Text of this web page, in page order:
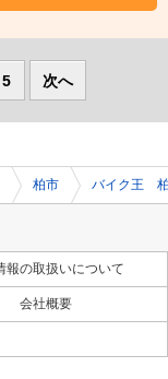
5 次へ
柏市 バイク王
報の取扱いについて
会社概要